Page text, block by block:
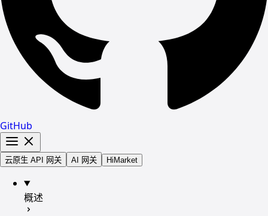
GitHub
云原生 API 网关 AI 网关 HiMarket
概述